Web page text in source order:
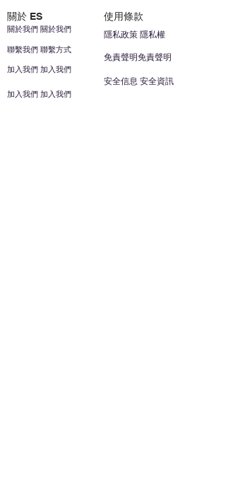
關於 ES 使用條款
聯繫我們 聯繫方式
加入我們 加入我們
關於我們 關於我們
加入我們 加入我們
安全信息 安全資訊
免責聲明免責聲明
隱私政策 隱私權